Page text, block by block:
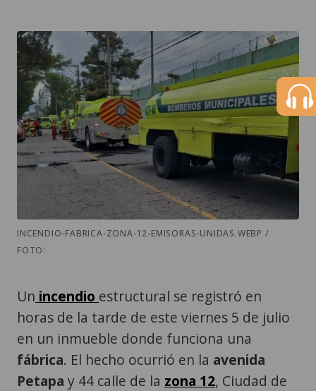
INCENDIO-FABRICA-ZONA-12-EMISORAS-UNIDAS.WEBP /
FOTO:
Un incendio estructural se registró en
horas de la tarde de este viernes 5 de julio
en un inmueble donde funciona una
fábrica. El hecho ocurrió en la avenida
Petapa y 44 calle de la zona 12, Ciudad de